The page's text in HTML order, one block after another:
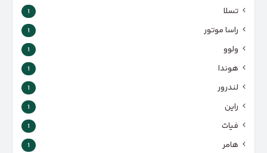
تسلا 1
راسا موتور 1
ولوو 1
هوندا 1
لندرور 1
راین 1
فیات 1
هامر 1